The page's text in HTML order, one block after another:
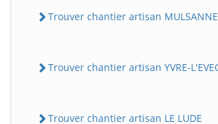
Trouver chantier artisan MULSANNE
Trouver chantier artisan YVRE-
Trouver chantier artisan LE LUDE